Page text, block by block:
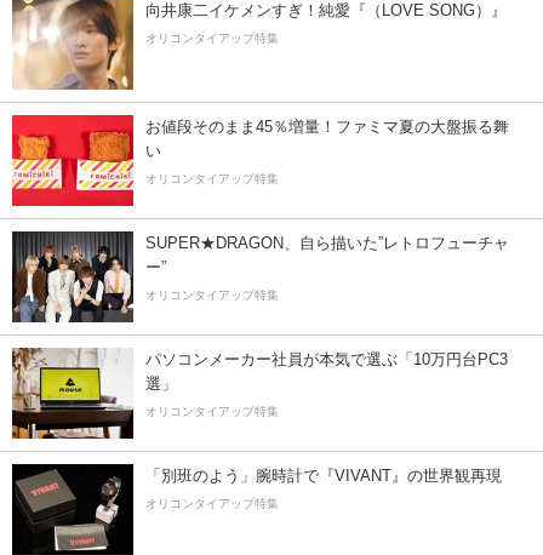
向井康二イケメンすぎ！純愛『（LOVE SONG）』
オリコンタイアップ特集
お値段そのまま45％増量！ファミマ夏の大盤振る舞
い
オリコンタイアップ特集
SUPER★DRAGON、自ら描いた”レトロフューチャ
ー”
オリコンタイアップ特集
パソコンメーカー社員が本気で選ぶ「10万円台PC3
選」
オリコンタイアップ特集
「別班のよう」腕時計で『VIVANT』の世界観再現
オリコンタイアップ特集